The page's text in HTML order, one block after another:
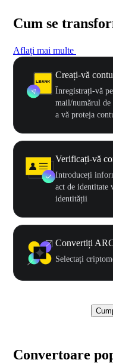
Cum se
Aflați mai multe
Creați-vă
Înregistrați-vă
mail/numărul de
a vă proteja
Verificați-vă
Introduceți
act de identitate
identității
Convertiți
Selectați
Convertoare